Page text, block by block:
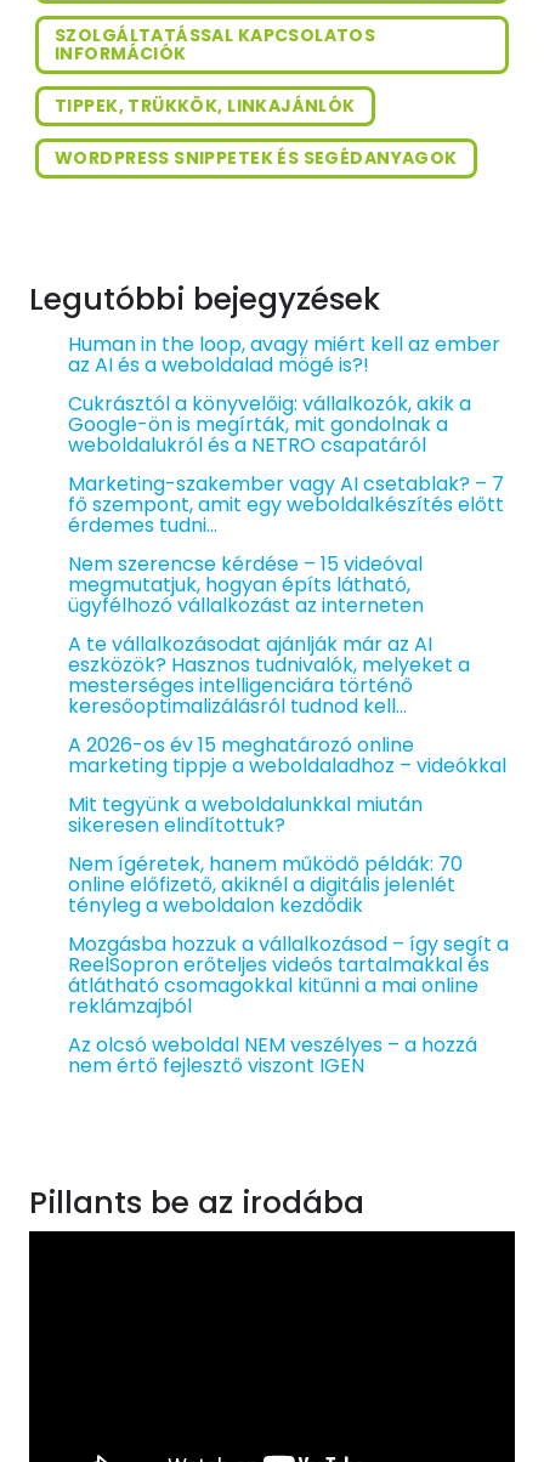
SZOLGÁLTATÁSSAL KAPCSOLATOS
INFORMÁCIÓK
TIPPEK, TRÜKKÖK, LINKAJÁNLÓK
WORDPRESS SNIPPETEK ÉS SEGÉDANYAGOK
Legutóbbi bejegyzések
Human in the loop, avagy miért kell az ember
az AI és a weboldalad mögé is?!
Cukrásztól a könyvelőig: vállalkozók, akik a
Google-ön is megírták, mit gondolnak a
weboldalukról és a NETRO csapatáról
Marketing-szakember vagy AI csetablak? – 7
fő szempont, amit egy weboldalkészítés előtt
érdemes tudni…
Nem szerencse kérdése – 15 videóval
megmutatjuk, hogyan építs látható,
ügyfélhozó vállalkozást az interneten
A te vállalkozásodat ajánlják már az AI
eszközök? Hasznos tudnivalók, melyeket a
mesterséges intelligenciára történő
keresőoptimalizálásról tudnod kell…
A 2026-os év 15 meghatározó online
marketing tippje a weboldaladhoz – videókkal
Mit tegyünk a weboldalunkkal miután
sikeresen elindítottuk?
Nem ígéretek, hanem működő példák: 70
online előfizető, akiknél a digitális jelenlét
tényleg a weboldalon kezdődik
Mozgásba hozzuk a vállalkozásod – így segít a
ReelSopron erőteljes videós tartalmakkal és
átlátható csomagokkal kitűnni a mai online
reklámzajból
Az olcsó weboldal NEM veszélyes – a hozzá
nem értő fejlesztő viszont IGEN
Pillants be az irodába